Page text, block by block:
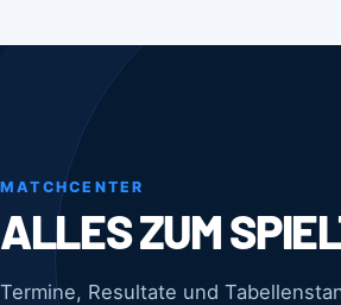
MATCHCENTER
ALLES ZUM
Termine, Resultate und